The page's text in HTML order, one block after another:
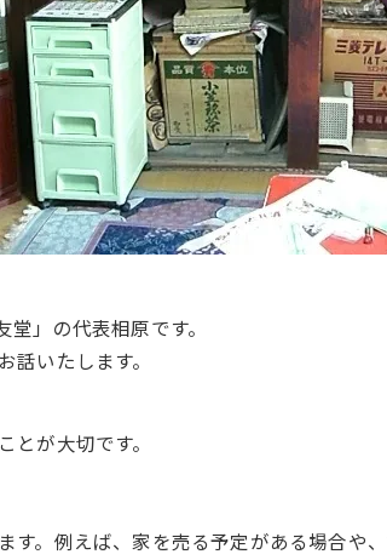
」の代表相原です。
いたします。
が大切です。
す。例えば、家を売る予定がある場合